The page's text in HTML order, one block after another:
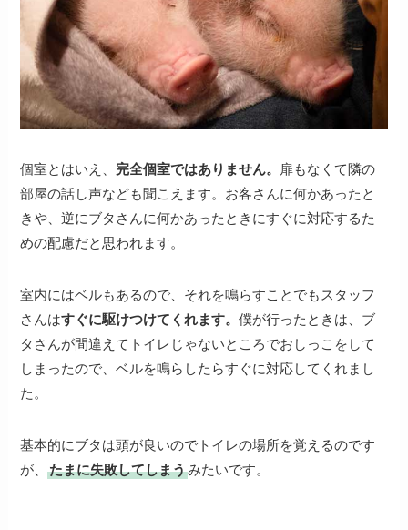
個室とはいえ、 完全個室ではありません。 扉もなくて隣の
部屋の話し声なども聞こえます。お客さんに何かあったと
きや、逆にブタさんに何かあったときにすぐに対応するた
めの配慮だと思われます。
室内にはベルもあるので、それを鳴らすことでもスタッフ
さんはすぐに駆けつけてくれます。僕が行ったときは、ブ
タさんが間違えてトイレじゃないところでおしっこをして
しまったので、ベルを鳴らしたらすぐに対応してくれまし
た。
基本的にブタは頭が良いのでトイレの場所を覚えるのです
が、たまに失敗してしまうみたいです。